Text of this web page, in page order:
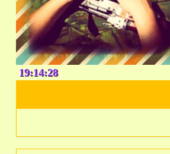
19:14:29